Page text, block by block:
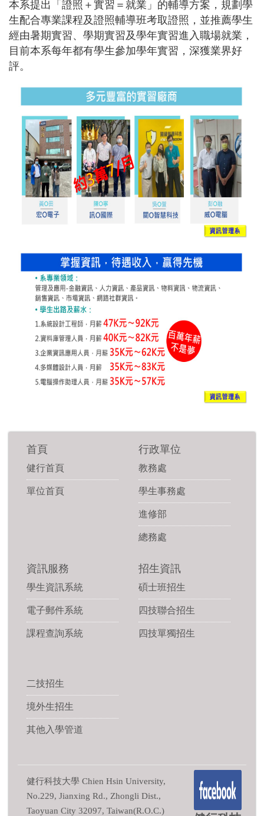
本系提出「證照＋實習＝就業」的輔導方案，規劃學
生配合專業課程及證照輔導班考取證照，並推薦學生
經由暑期實習、學期實習及學年實習進入職場就業，
目前本系每年都有學生參加學年實習，深獲業界好
評。
首頁
健行首頁
單位首頁
行政單位
教務處
學生事務處
進修部
總務處
資訊服務
學生資訊系統
電子郵件系統
課程查詢系統
招生資訊
碩士班招生
四技聯合招生
四技單獨招生
二技招生
境外生招生
其他入學管道
健行科技大學 Chien Hsin University,
No.229, Jianxing Rd., Zhongli Dist.,
Taoyuan City 32097, Taiwan(R.O.C.)